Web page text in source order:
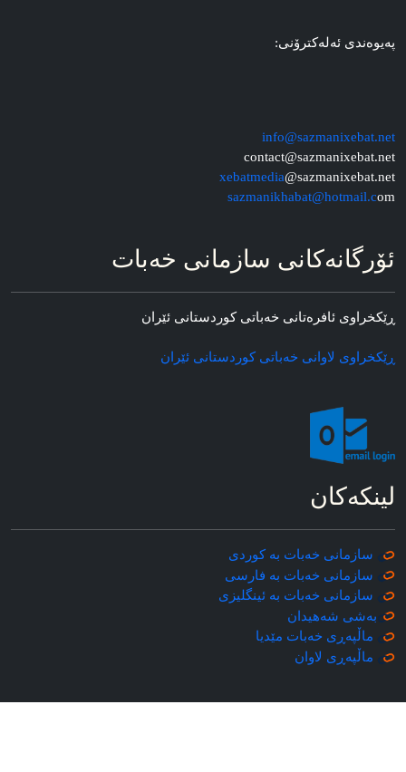
په‌یوه‌ندی ئه‌له‌کترۆنی:
info@sazmanixebat.net
contact@sazmanixebat.net
xebatmedia@sazmanixebat.net
sazmanikhabat@hotmail.com
ئۆرگانه‌کانی سازمانی خه‌بات
ڕێکخراوی ئافره‌تانی خه‌باتی کوردستانی ئێران
ڕێکخراوی لاوانی خه‌باتی کوردستانی ئێران
لینکه‌کان
سازمانی خه‌بات به کوردی
سازمانی خه‌بات به فارسی
سازمانی خه‌بات به ئینگلیزی
به‌شی شه‌هیدان
ماڵپه‌ڕی خه‌بات مێدیا
ماڵپه‌ڕی لاوان